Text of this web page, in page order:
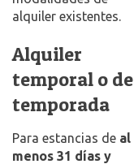
alquiler existentes.
Alquiler
temporal o de
temporada
Para estancias de al
menos 31 días y